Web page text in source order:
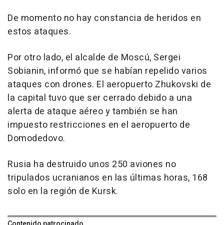
De momento no hay constancia de heridos en
estos ataques.
Por otro lado, el alcalde de Moscú, Sergei
Sobianin, informó que se habían repelido varios
ataques con drones. El aeropuerto Zhukovski de
la capital tuvo que ser cerrado debido a una
alerta de ataque aéreo y también se han
impuesto restricciones en el aeropuerto de
Domodedovo.
Rusia ha destruido unos 250 aviones no
tripulados ucranianos en las últimas horas, 168
solo en la región de Kursk.